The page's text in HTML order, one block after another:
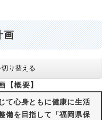
画
り替える
【概要】
て心身ともに健康に生活
備を目指して「福岡県保